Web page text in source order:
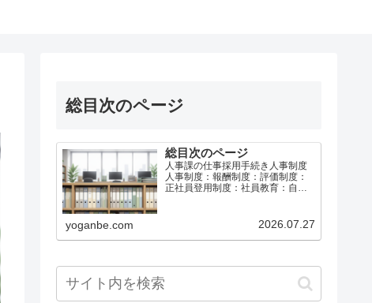
総目次のページ
総目次のページ
人事課の仕事採用手続き人事制度
人事制度：報酬制度：評価制度：
正社員登用制度：社員教育：自己
育児介護休業等退職手続き総務課
害防止安全衛生：安全運転・車両
yoganbe.com 2026.07.27